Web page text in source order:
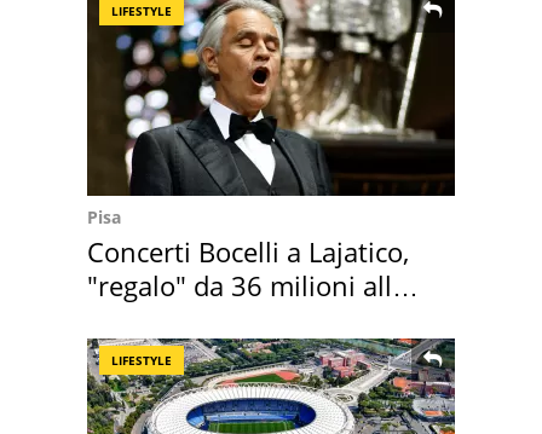
LIFESTYLE
Pisa
Concerti Bocelli a Lajatico,
"regalo" da 36 milioni alla
LIFESTYLE